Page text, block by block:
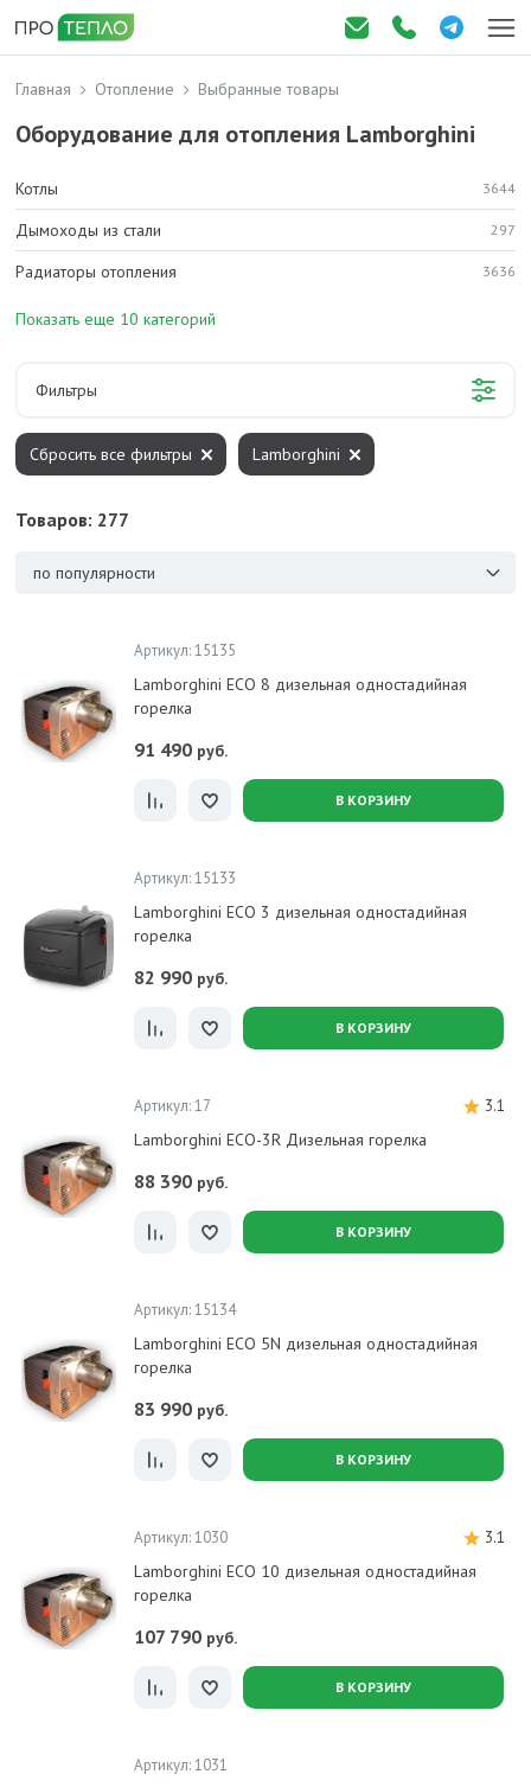
Главная Отопление Выбранные товары
Оборудование для отопления Lamborghini
Котлы 3644
Дымоходы из стали 297
Радиаторы отопления 3636
Показать еще 10 категорий
Фильтры
Товаров: 277
по популярности
Сбросить все фильтры Lamborghini
Артикул: 15135
Lamborghini ECO 8 дизельная одностадийная
горелка
91 490 руб.
В КОРЗИНУ
Артикул: 15133
Lamborghini ECO 3 дизельная одностадийная
горелка
82 990 руб.
В КОРЗИНУ
Артикул: 17 3.1
Lamborghini ECO-3R Дизельная горелка
88 390 руб.
В КОРЗИНУ
Артикул: 15134
Lamborghini ECO 5N дизельная одностадийная
горелка
83 990 руб.
В КОРЗИНУ
Артикул: 1030 3.1
Lamborghini ECO 10 дизельная одностадийная
горелка
107 790 руб.
В КОРЗИНУ
Артикул: 1031